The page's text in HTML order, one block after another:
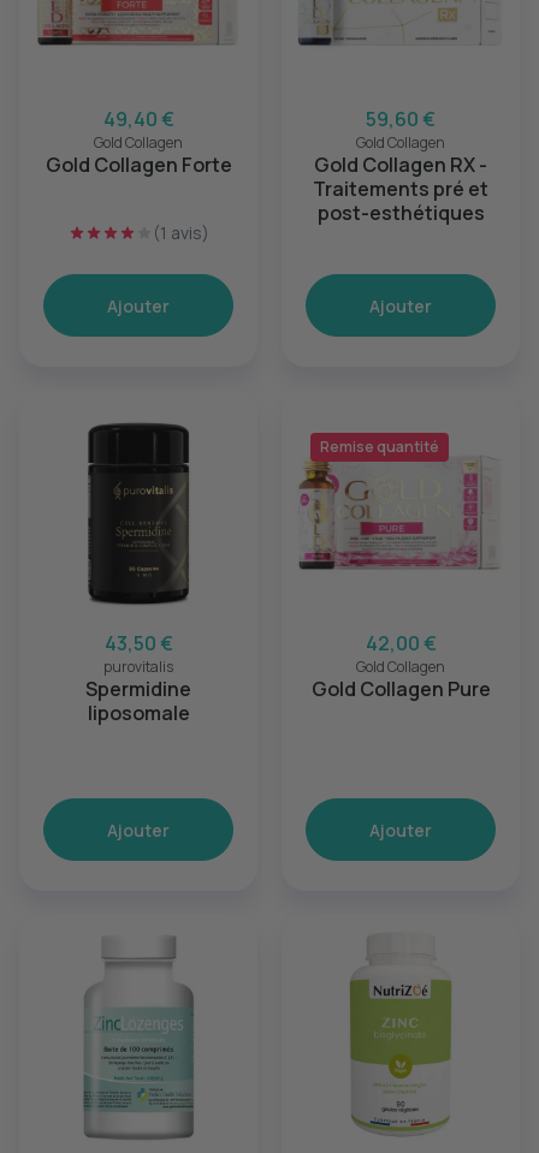
49,40 €
Gold Collagen
Gold Collagen Forte
(1 avis)
Ajouter
59,60 €
Gold Collagen
Gold Collagen RX -
Traitements pré et
post-esthétiques
Ajouter
43,50 €
purovitalis
Spermidine
liposomale
Ajouter
Remise quantité
42,00 €
Gold Collagen
Gold Collagen Pure
Ajouter